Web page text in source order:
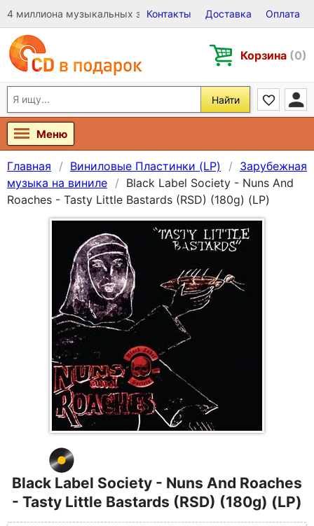
4 миллиона музыкальных записей на Виниле, CD и DVD
Контакты Доставка Оплата
Корзина (0)
Найти
Меню
Главная Виниловые Пластинки (LP)
Зарубежная
музыка на виниле
Black Label Society - Nuns And
Roaches - Tasty Little Bastards (RSD) (180g) (LP)
Black Label Society - Nuns And Roaches
- Tasty Little Bastards (RSD) (180g) (LP)